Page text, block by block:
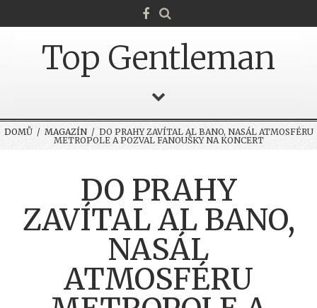
Top Gentleman
DOMŮ/MAGAZÍN/ DO PRAHY ZAVÍTAL AL BANO, NASÁL ATMOSFÉRU
METROPOLE A POZVAL FANOUŠKY NA KONCERT
DO PRAHY
ZAVÍTAL AL BANO,
NASÁL
ATMOSFÉRU